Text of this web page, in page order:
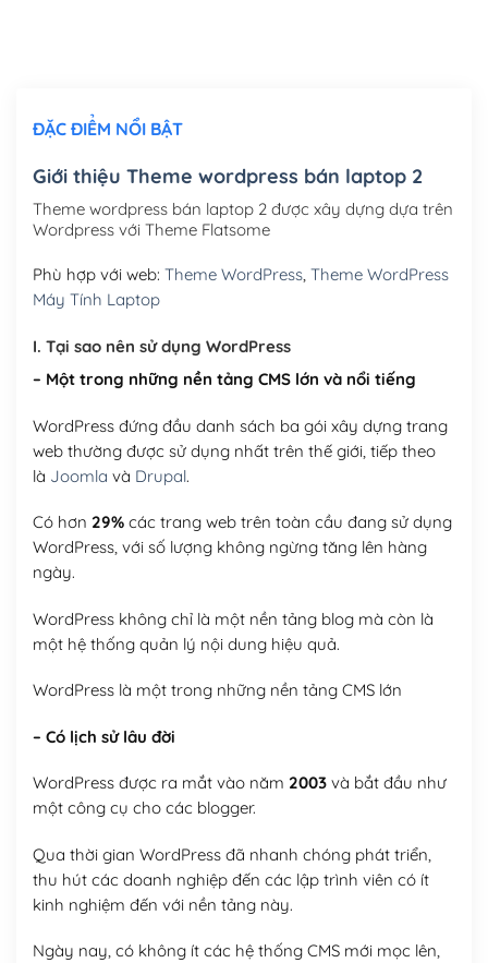
Mua thêm Host + Tên miền
Tên miền quốc tế .com .net .org (1 năm)
Tên miền Việt Nam .vn (1 năm)(+550,000₫)
Hosting 3GB SSD (1 năm)
Hosting 5GB SSD (1 năm)
Hosting 8GB SSD (1 năm) (+950,000₫)
ĐẶC ĐIỂM NỔI BẬT
Giới thiệu Theme wordpress bán laptop 2
Theme wordpress bán laptop 2 được xây dựng dựa trên
Wordpress với Theme Flatsome
Phù hợp với web: Theme WordPress, Theme WordPress
Máy Tính Laptop
I. Tại sao nên sử dụng WordPress
– Một trong những nền tảng CMS lớn và nổi tiếng
WordPress đứng đầu danh sách ba gói xây dựng trang
web thường được sử dụng nhất trên thế giới, tiếp theo
là Joomla và Drupal.
Có hơn 29%các trang web trên toàn cầu đang sử dụng
WordPress, với số lượng không ngừng tăng lên hàng
ngày.
WordPress không chỉ là một nền tảng blog mà còn là
một hệ thống quản lý nội dung hiệu quả.
WordPress là một trong những nền tảng CMS lớn
– Có lịch sử lâu đời
WordPress được ra mắt vào năm 2003và bắt đầu như
một công cụ cho các blogger.
Qua thời gian WordPress đã nhanh chóng phát triển,
thu hút các doanh nghiệp đến các lập trình viên có ít
kinh nghiệm đến với nền tảng này.
Ngày nay, có không ít các hệ thống CMS mới mọc lên,